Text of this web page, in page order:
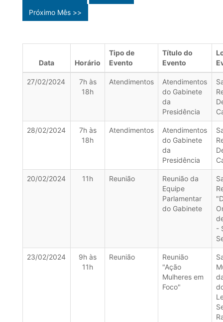
Próximo Mês >>
Data Horário
Tipo de
Evento
Título do
Evento
27/02/2024
7h às
18h
Atendimentos
Atendimentos
do Gabinete
da
Presidência
28/02/2024
7h às
18h
Atendimentos
Atendimentos
do Gabinete
da
Presidência
20/02/2024 11h Reunião
Reunião da
Equipe
Parlamentar
do Gabinete
-
23/02/2024
9h às
11h
Reunião
Reunião
"Ação
Mulheres em
Foco"